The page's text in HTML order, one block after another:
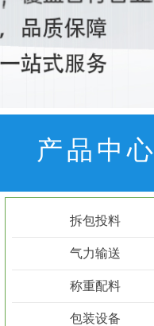
产品中心
拆包投料
气力输送
称重配料
包装设备